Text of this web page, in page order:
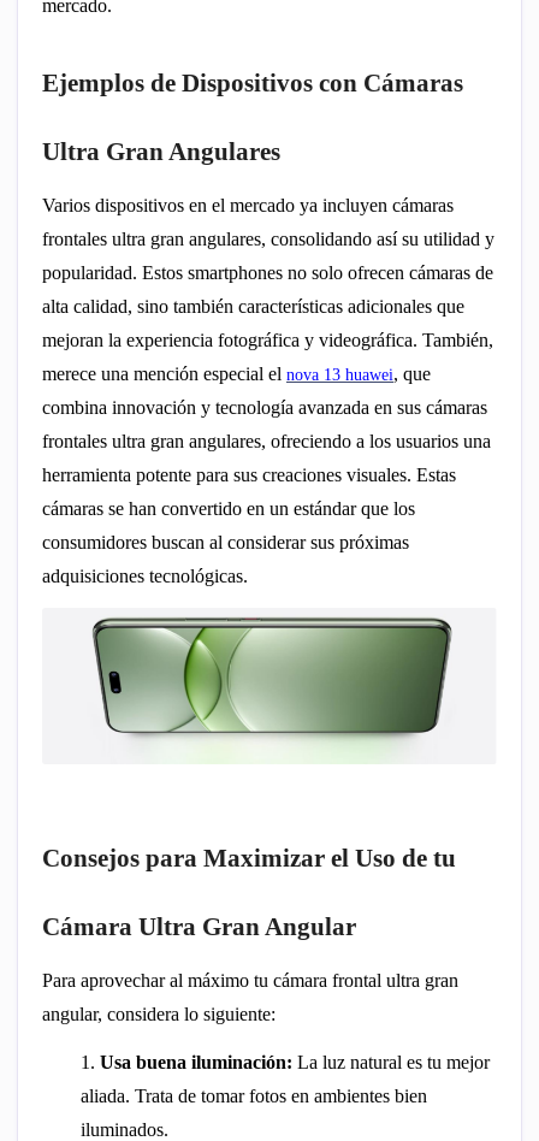
mercado.
Ejemplos de Dispositivos con Cámaras
Ultra Gran Angulares
Varios dispositivos en el mercado ya incluyen cámaras
frontales ultra gran angulares, consolidando así su utilidad y
popularidad. Estos smartphones no solo ofrecen cámaras de
alta calidad, sino también características adicionales que
mejoran la experiencia fotográfica y videográfica. También,
merece una mención especial el nova 13 huawei, que
combina innovación y tecnología avanzada en sus cámaras
frontales ultra gran angulares, ofreciendo a los usuarios una
herramienta potente para sus creaciones visuales. Estas
cámaras se han convertido en un estándar que los
consumidores buscan al considerar sus próximas
adquisiciones tecnológicas.
Consejos para Maximizar el Uso de tu
Cámara Ultra Gran Angular
Para aprovechar al máximo tu cámara frontal ultra gran
angular, considera lo siguiente:
1. Usa buena iluminación: La luz natural es tu mejor
aliada. Trata de tomar fotos en ambientes bien
iluminados.